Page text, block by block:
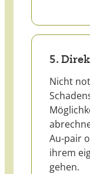
5.
Nicht
Au-pair
ihrem
gehen.